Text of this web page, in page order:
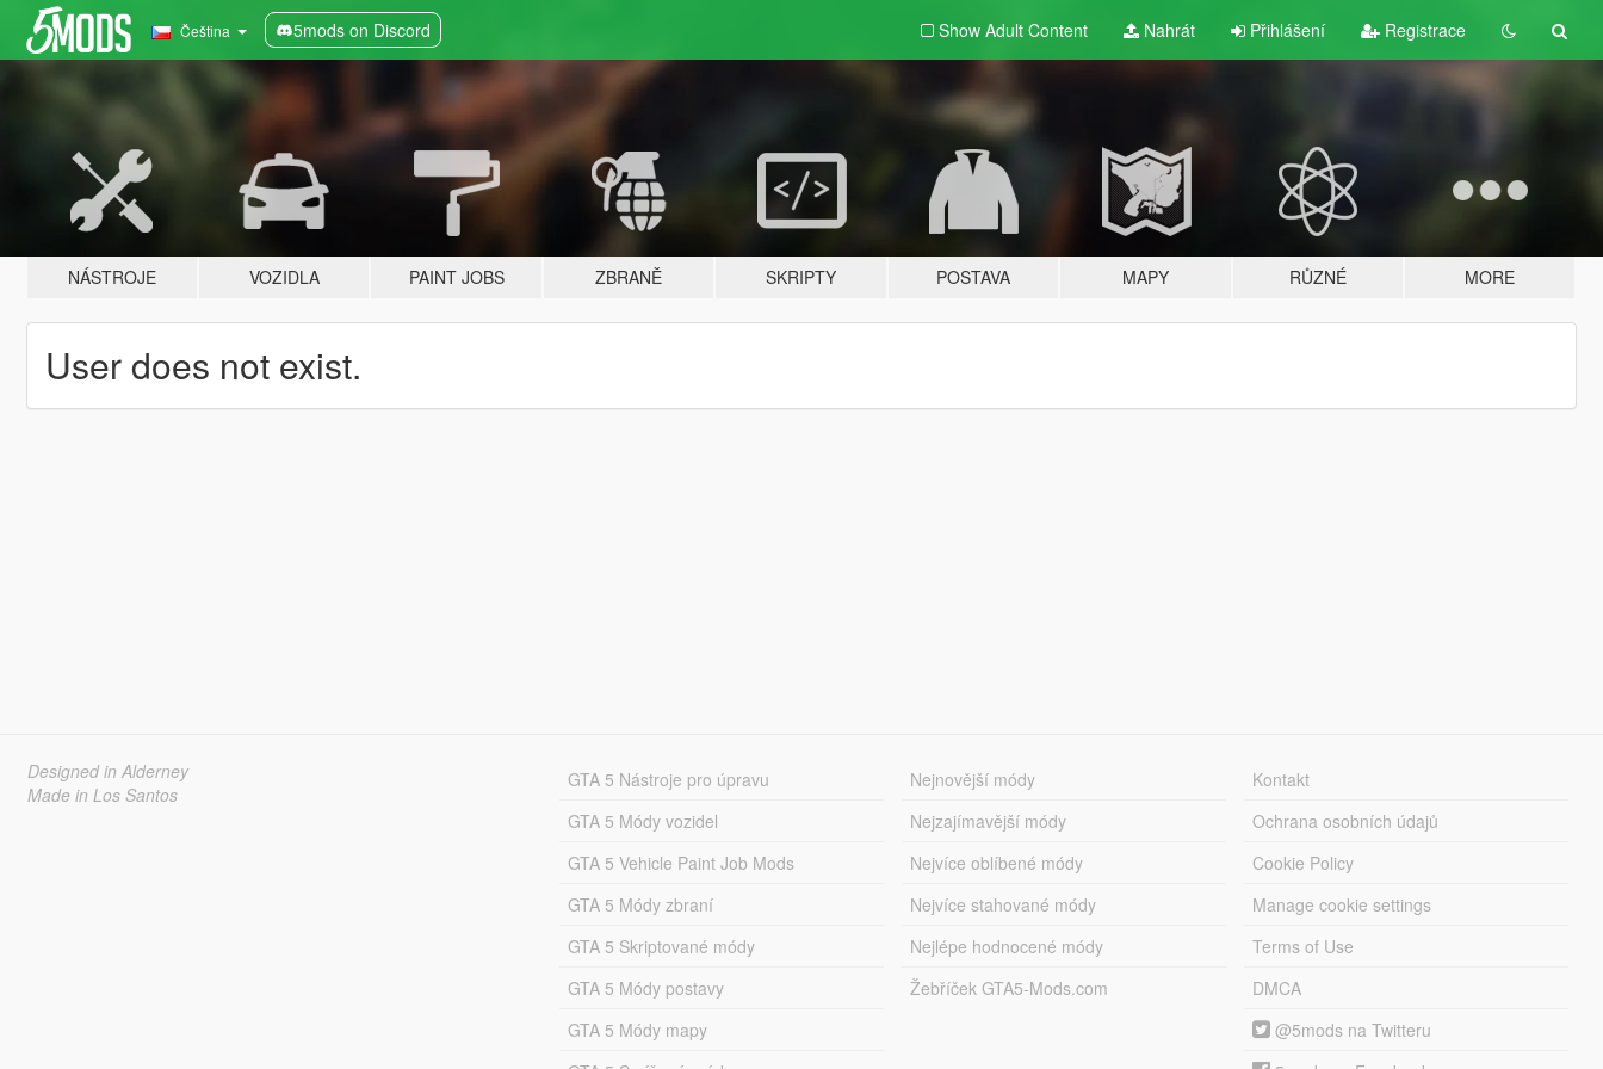
Čeština 5mods on Discord Show Adult Content Nahrát Přihlášení Registrace
NÁSTROJE VOZIDLA PAINT JOBS ZBRANĚ SKRIPTY POSTAVA MAPY RŮZNÉ MORE
User does not exist.
Designed in Alderney
Made in Los Santos
GTA 5 Nástroje pro úpravu
GTA 5 Módy vozidel
GTA 5 Vehicle Paint Job Mods
GTA 5 Módy zbraní
GTA 5 Skriptované módy
GTA 5 Módy postavy
GTA 5 Módy mapy
Nejnovější módy
Nejzajímavější módy
Nejvíce oblíbené módy
Nejvíce stahované módy
Nejlépe hodnocené módy
Žebříček GTA5-Mods.com
Kontakt
Ochrana osobních údajů
Cookie Policy
Manage cookie settings
Terms of Use
DMCA
@5mods na Twitteru